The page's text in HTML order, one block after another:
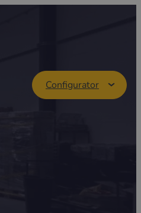
Configurator